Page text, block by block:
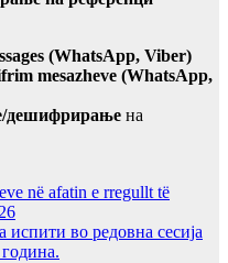
(WhatsApp, Viber)
mesazheve (WhatsApp,
дешифрирање на
në afatin e rregullt të
во редовна сесија